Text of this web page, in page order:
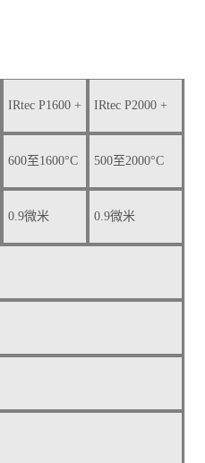
IRtec P1600 + IRtec P2000 +
600至1600°C 500至2000°C
0.9微米 0.9微米